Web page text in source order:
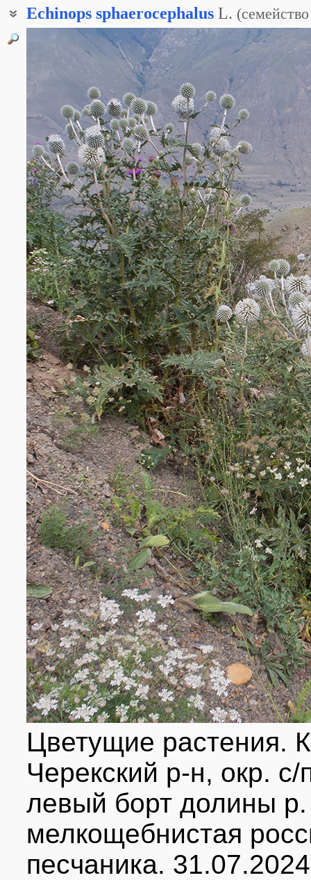
Echinops sphaerocephalus L. (семейство
Мордовник ереванский
Мордовник круглоголовый
Цветущие растения.
Черекский р-н, окр.
левый борт долины
мелкощебнистая
песчаника.